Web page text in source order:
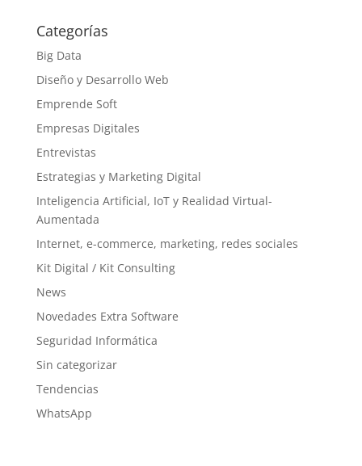
Categorías
Big Data
Diseño y Desarrollo Web
Emprende Soft
Empresas Digitales
Entrevistas
Estrategias y Marketing Digital
Inteligencia Artificial, IoT y Realidad Virtual-
Aumentada
Internet, e-commerce, marketing, redes sociales
Kit Digital / Kit Consulting
News
Novedades Extra Software
Seguridad Informática
Sin categorizar
Tendencias
WhatsApp